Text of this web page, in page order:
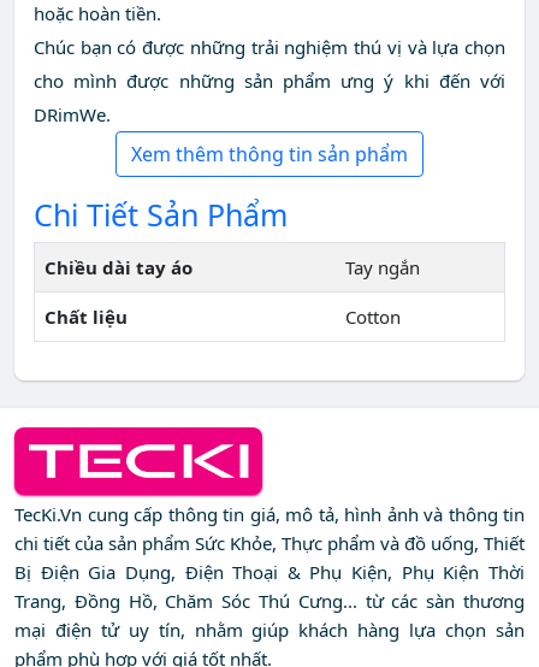
hoặc hoàn tiền.
Chúc bạn có được những trải nghiệm thú vị và lựa chọn
cho mình được những sản phẩm ưng ý khi đến với
DRimWe.
Xem thêm thông tin sản phẩm
Chi Tiết Sản Phẩm
Chiều dài tay áo Tay ngắn
Chất liệu Cotton
TecKi.Vn cung cấp thông tin giá, mô tả, hình ảnh và thông tin
chi tiết của sản phẩm Sức Khỏe, Thực phẩm và đồ uống, Thiết
Bị Điện Gia Dụng, Điện Thoại & Phụ Kiện, Phụ Kiện Thời
Trang, Đồng Hồ, Chăm Sóc Thú Cưng... từ các sàn thương
mại điện tử uy tín, nhằm giúp khách hàng lựa chọn sản
phẩm phù hợp với giá tốt nhất.